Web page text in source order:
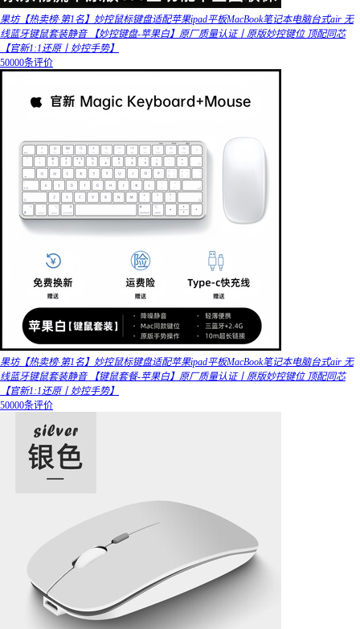
果坊【热卖榜·第1名】妙控鼠标键盘适配苹果ipad平板MacBook笔记本电脑台式air 无
线蓝牙键鼠套装静音 【妙控键盘-苹果白】原厂质量认证丨原版妙控键位 顶配同芯
【官新1:1还原丨妙控手势】
50000条评价
果坊【热卖榜·第1名】妙控鼠标键盘适配苹果ipad平板MacBook笔记本电脑台式air 无
线蓝牙键鼠套装静音 【键鼠套餐-苹果白】原厂质量认证丨原版妙控键位 顶配同芯
【官新1:1还原丨妙控手势】
50000条评价